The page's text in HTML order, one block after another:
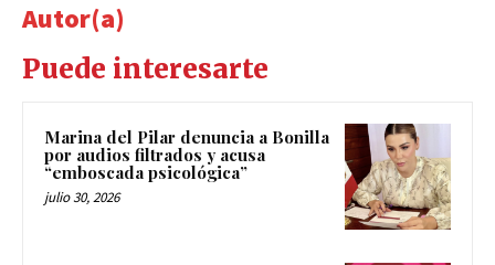
Autor(a)
Puede interesarte
Marina del Pilar denuncia a Bonilla
por audios filtrados y acusa
“emboscada psicológica”
julio 30, 2026